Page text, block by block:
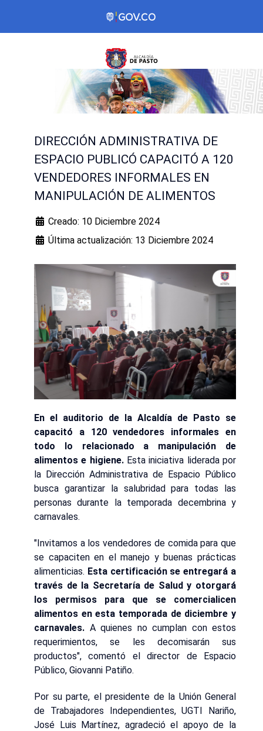
DIRECCIÓN ADMINISTRATIVA DE
ESPACIO PUBLICÓ CAPACITÓ A 120
VENDEDORES INFORMALES EN
MANIPULACIÓN DE ALIMENTOS
Creado: 10 Diciembre 2024
Última actualización: 13 Diciembre 2024
En el auditorio de la Alcaldía de Pasto se
capacitó a 120 vendedores informales en
todo lo relacionado a manipulación de
alimentos e higiene.Esta iniciativa liderada por
la Dirección Administrativa de Espacio Público
busca garantizar la salubridad para todas las
personas durante la temporada decembrina y
carnavales.
"Invitamos a los vendedores de comida para que
se capaciten en el manejo y buenas prácticas
alimenticias. Esta certificación se entregará a
través de la Secretaría de Salud y otorgará
los permisos para que se comercialicen
alimentos en esta temporada de diciembre y
carnavales. A quienes no cumplan con estos
requerimientos, se les decomisarán sus
productos", comentó el director de Espacio
Público, Giovanni Patiño.
Por su parte, el presidente de la Unión General
de Trabajadores Independientes, UGTI Nariño,
José Luis Martínez, agradeció el apoyo de la